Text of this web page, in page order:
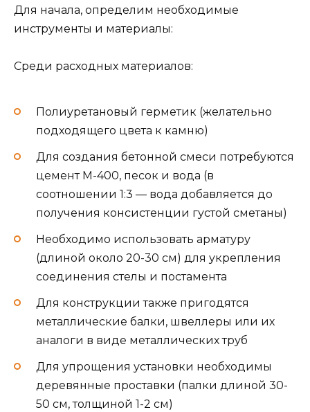
Для начала, определим необходимые
инструменты и материалы:
Среди расходных материалов:
Полиуретановый герметик (желательно
подходящего цвета к камню)
Для создания бетонной смеси потребуются
цемент М-400, песок и вода (в
соотношении 1:3 — вода добавляется до
получения консистенции густой сметаны)
Необходимо использовать арматуру
(длиной около 20-30 см) для укрепления
соединения стелы и постамента
Для конструкции также пригодятся
металлические балки, швеллеры или их
аналоги в виде металлических труб
Для упрощения установки необходимы
деревянные проставки (палки длиной 30-
50 см, толщиной 1-2 см)